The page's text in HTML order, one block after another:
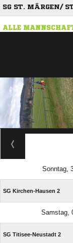
SG ST. MÄRGEN/
ALLE
Sonntag,
SG Kirchen-Hausen 2
Samstag,
SG Titisee-Neustadt 2